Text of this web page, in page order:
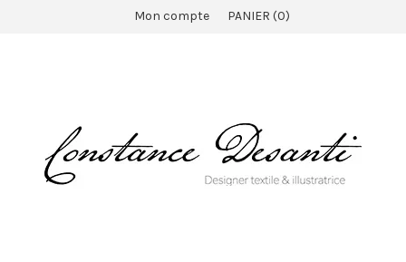
Mon compte PANIER 0